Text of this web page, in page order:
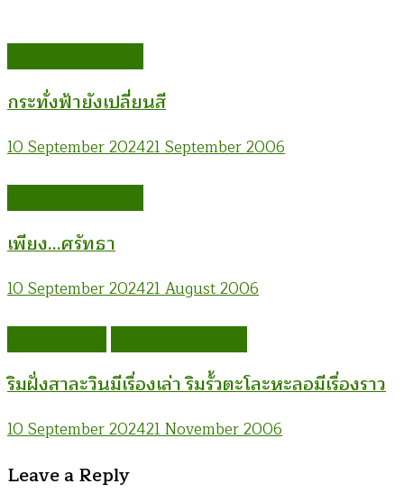
กระทั่งฟ้ายังเปลี่ยนสี
10 September 202421 September 2006
เพียง…ศรัทธา
10 September 202421 August 2006
ริมฝั่งสาละวินมีเรื่องเล่า ริมรั้วตะโละหะลอมีเรื่องราว
10 September 202421 November 2006
Leave a Reply